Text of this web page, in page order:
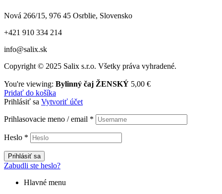
Nová 266/15, 976 45 Osrblie, Slovensko
+421 910 334 214
info@salix.sk
Copyright © 2025 Salix s.r.o. Všetky práva vyhradené.
You're viewing: Bylinný čaj ŽENSKÝ 5,00 €
Pridať do košíka
Prihlásiť sa Vytvoriť účet
Prihlasovacie meno / email *
Heslo *
Prihlásiť sa
Zabudli ste heslo?
Hlavné menu